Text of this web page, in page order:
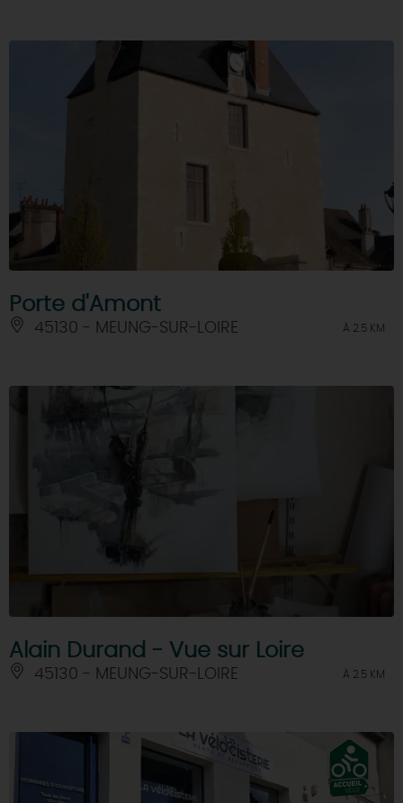
Porte d'Amont
45130 - MEUNG-SUR-LOIRE À 2.5 KM
Alain Durand - Vue sur Loire
45130 - MEUNG-SUR-LOIRE À 2.5 KM